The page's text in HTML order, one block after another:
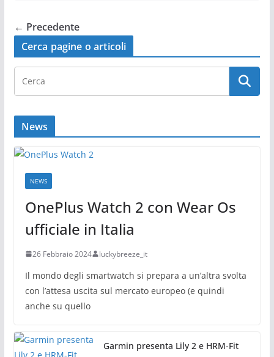
← Precedente
Cerca pagine o articoli
News
NEWS
OnePlus Watch 2 con Wear Os
ufficiale in Italia
26 Febbraio 2024 luckybreeze_it
Il mondo degli smartwatch si prepara a un’altra svolta
con l’attesa uscita sul mercato europeo (e quindi
anche su quello
Garmin presenta Lily 2 e HRM-Fit